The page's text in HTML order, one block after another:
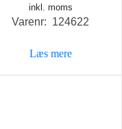
inkl. moms
Varenr: 124622
Læs mere